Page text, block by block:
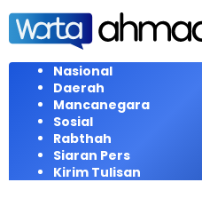
Langsung
konten
Nasional
Daerah
Mancanegara
Sosial
Rabthah
Siaran Pers
Kirim Tulisan